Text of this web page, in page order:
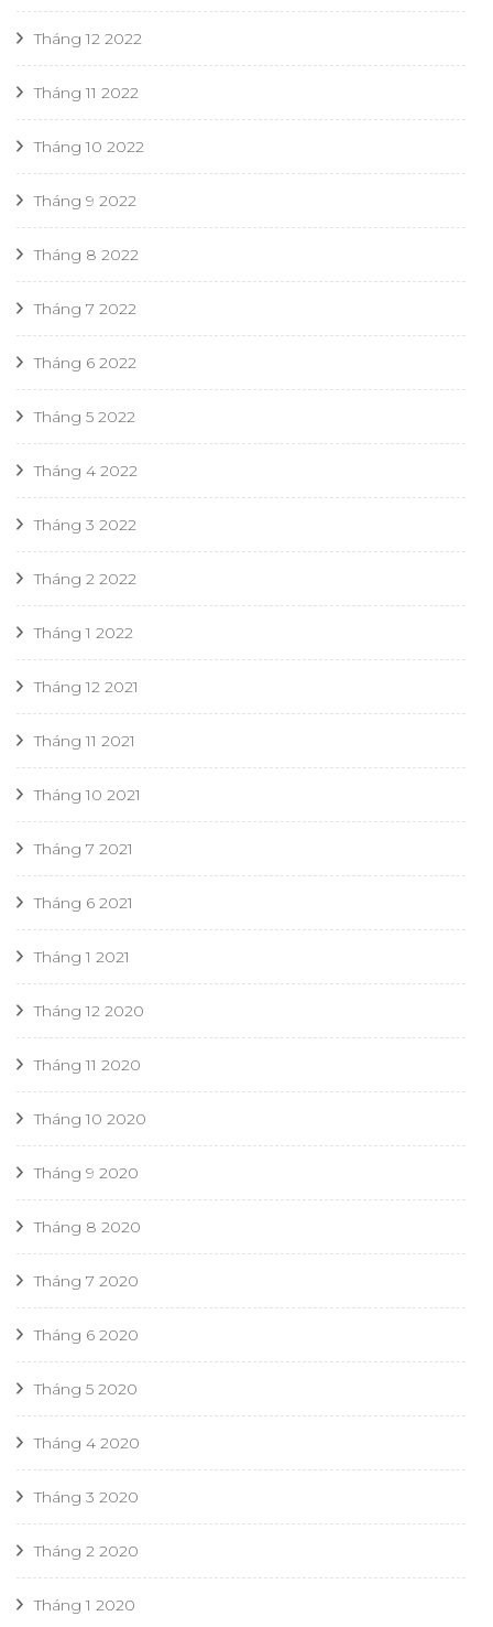
Tháng 12 2022
Tháng 11 2022
Tháng 10 2022
Tháng 9 2022
Tháng 8 2022
Tháng 7 2022
Tháng 6 2022
Tháng 5 2022
Tháng 4 2022
Tháng 3 2022
Tháng 2 2022
Tháng 1 2022
Tháng 12 2021
Tháng 11 2021
Tháng 10 2021
Tháng 7 2021
Tháng 6 2021
Tháng 1 2021
Tháng 12 2020
Tháng 11 2020
Tháng 10 2020
Tháng 9 2020
Tháng 8 2020
Tháng 7 2020
Tháng 6 2020
Tháng 5 2020
Tháng 4 2020
Tháng 3 2020
Tháng 2 2020
Tháng 1 2020